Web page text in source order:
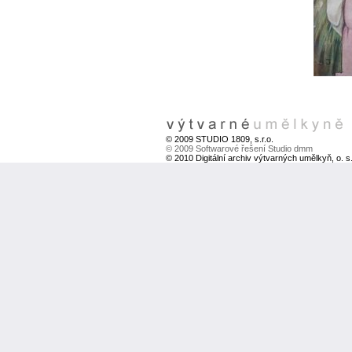
© 2009 STUDIO 1809, s.r.o.
© 2009 Softwarové řešení Studio dmm
© 2010 Digitální archiv výtvarných umělkyň, o. s.